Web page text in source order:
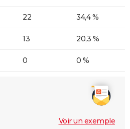
22 34,4 %
13 20,3 %
0 0 %
Voir un exemple